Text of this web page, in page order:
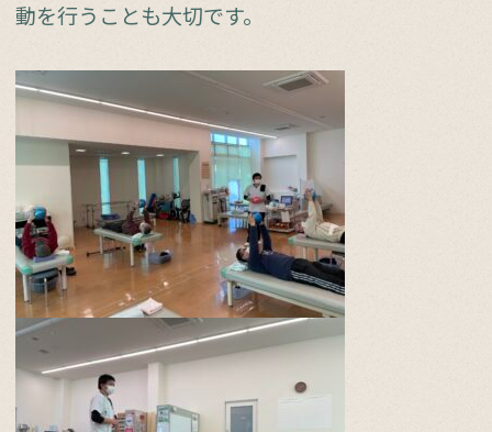
動を行うことも大切です。